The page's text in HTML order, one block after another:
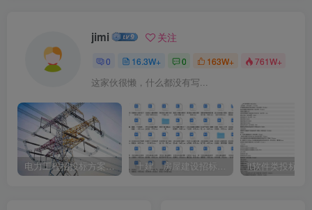
jimi 关注
0 16.3W+ 0 163W+ 761W+
这家伙很懒，什么都没有写...
电力工程招投标方案模板 土建、房屋建设招标文件标书模板 it软件类投标书